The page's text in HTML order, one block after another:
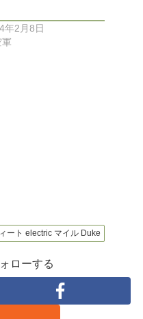
年2月8日
ート electric マイル Duke
ローする